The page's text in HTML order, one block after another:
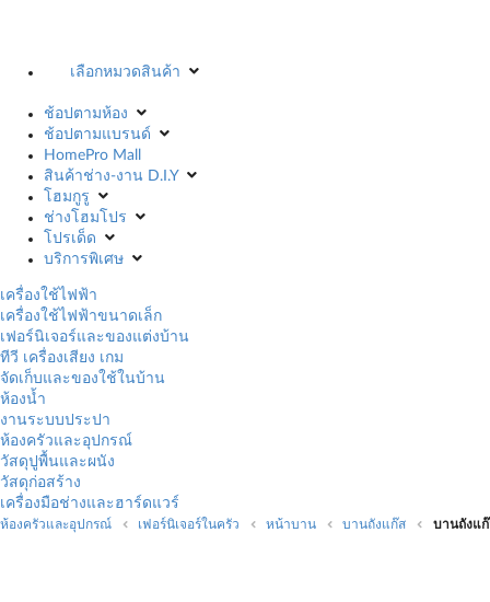
เลือกหมวดสินค้า
ช้อปตามห้อง
ช้อปตามแบรนด์
HomePro Mall
สินค้าช่าง-งาน D.I.Y
โฮมกูรู
ช่างโฮมโปร
โปรเด็ด
บริการพิเศษ
เครื่องใช้ไฟฟ้า
เครื่องใช้ไฟฟ้าขนาดเล็ก
เฟอร์นิเจอร์และของแต่งบ้าน
ทีวี เครื่องเสียง เกม
จัดเก็บและของใช้ในบ้าน
ห้องน้ำ
งานระบบประปา
ห้องครัวและอุปกรณ์
วัสดุปูพื้นและผนัง
วัสดุก่อสร้าง
เครื่องมือช่างและฮาร์ดแวร์
ห้องครัวและอุปกรณ์ เฟอร์นิเจอร์ในครัว หน้าบาน บานถังแก๊ส บานถังแก๊